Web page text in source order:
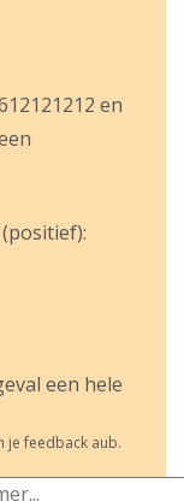
en
een hele
je feedback aub.